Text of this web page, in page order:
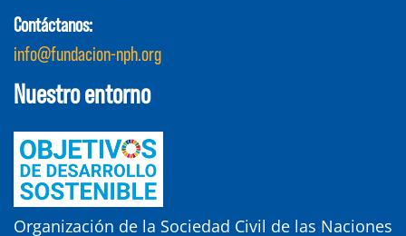
Contáctanos:
info@fundacion-nph.org
Nuestro entorno
Organización de la Sociedad Civil de las Naciones